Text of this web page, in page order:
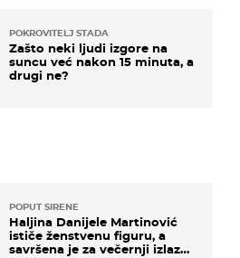
POKROVITELJ STADA
Zašto neki ljudi izgore na
suncu već nakon 15 minuta, a
drugi ne?
POPUT SIRENE
Haljina Danijele Martinović
ističe ženstvenu figuru, a
savršena je za večernji izlazak